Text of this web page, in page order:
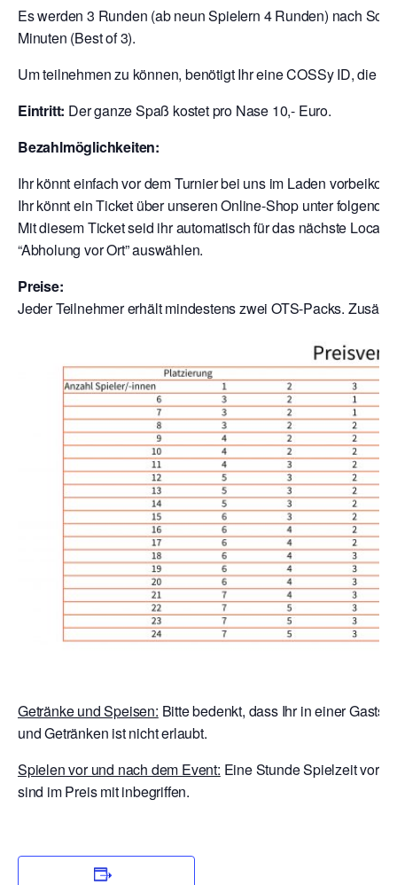
Es werden 3 Runden (ab neun Spielern 4 Runden) nach
Minuten (Best of 3).
Um teilnehmen zu können, benötigt Ihr eine COSSy ID, die
Eintritt: Der ganze Spaß kostet pro Nase 10,- Euro.
Bezahlmöglichkeiten:
Ihr könnt einfach vor dem Turnier bei uns im Laden
Ihr könnt ein Ticket über unseren Online-Shop unter
Mit diesem Ticket seid ihr automatisch für das nächste Local
“Abholung vor Ort” auswählen.
Preise:
Jeder Teilnehmer erhält mindestens zwei OTS-Packs.
Getränke und Speisen: Bitte bedenkt, dass Ihr in einer
und Getränken ist nicht erlaubt.
Spielen vor und nach dem Event: Eine Stunde Spielzeit vor
sind im Preis mit inbegriffen.